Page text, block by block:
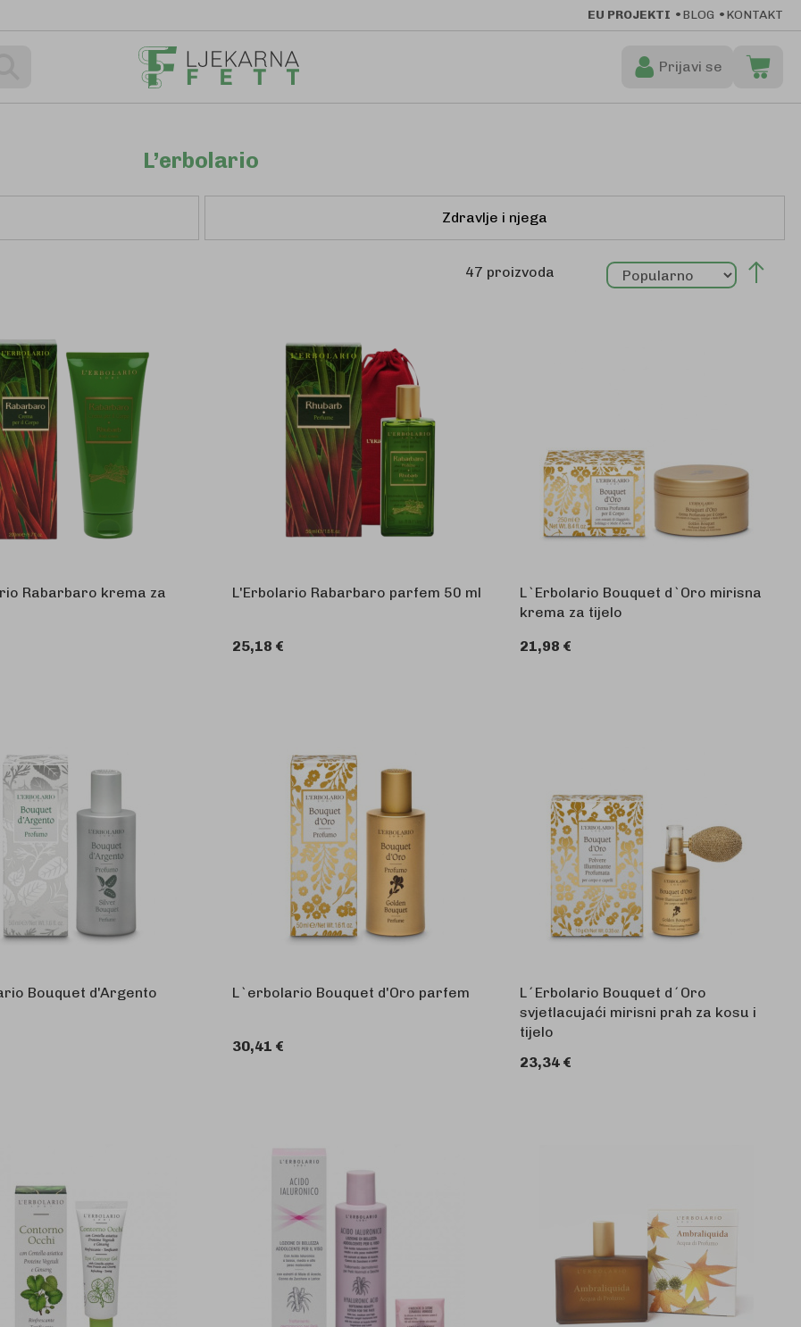
EU PROJEKTI BLOG KONTAKT
Moja
Prijavi se
L’erbolario
Zdravlje i njega
47 proizvoda
Rabarbaro krema za
L'Erbolario Rabarbaro parfem 50 ml
25,18 €
L`Erbolario Bouquet d`Oro mirisna
krema za tijelo
21,98 €
Bouquet d'Argento
L`erbolario Bouquet d'Oro parfem
30,41 €
L´Erbolario Bouquet d´Oro
svjetlacujaći mirisni prah za kosu i
tijelo
23,34 €